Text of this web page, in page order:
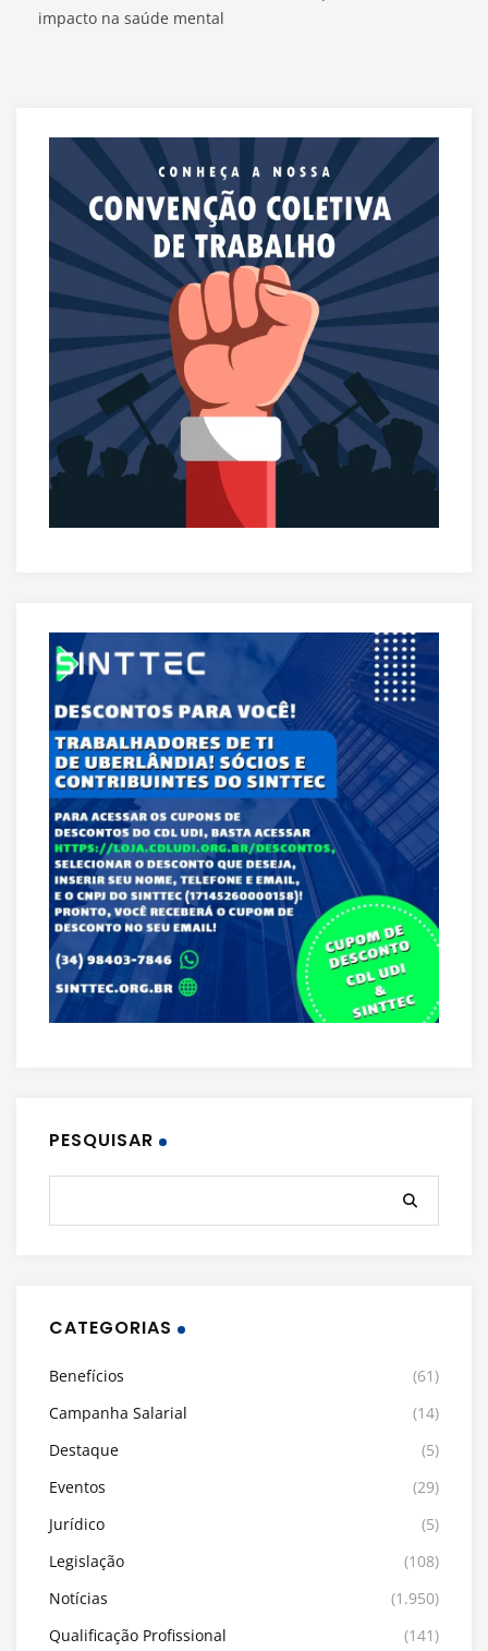
impacto na saúde mental
PESQUISAR
CATEGORIAS
Benefícios
(61)
Campanha Salarial
(14)
Destaque
(5)
Eventos
(29)
Jurídico
(5)
Legislação
(108)
Notícias
(1.950)
Qualificação Profissional
(141)